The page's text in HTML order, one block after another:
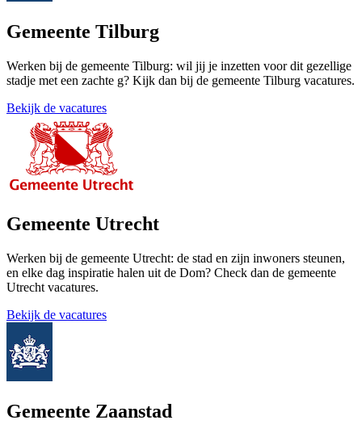
Gemeente Tilburg
Werken bij de gemeente Tilburg: wil jij je inzetten voor dit gezellige
stadje met een zachte g? Kijk dan bij de gemeente Tilburg vacatures.
Bekijk de vacatures
Gemeente Utrecht
Werken bij de gemeente Utrecht: de stad en zijn inwoners steunen,
en elke dag inspiratie halen uit de Dom? Check dan de gemeente
Utrecht vacatures.
Bekijk de vacatures
Gemeente Zaanstad